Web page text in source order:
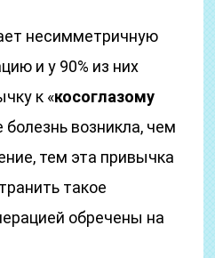
несимметричную
и у 90% из них
к «косоглазому
возникла, чем
тем эта привычка
такое
обречены на